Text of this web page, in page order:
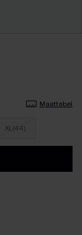
Maattabel
XL(44)